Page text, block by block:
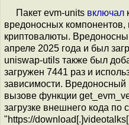
Пакет evm-units включал
вредоносных
криптовалюты.
апреле 2025 года и был
uniswap-utils также был
загружен 7441 раз и
зависимости. Вредоносный
вызове функции
загрузке внешнего кода по
"https://